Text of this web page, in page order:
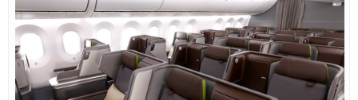
楽天トラベル) 海外ツアー 最大30,000円OFFクーポン
06/19 HIS) 海外旅行タイムセール(関西発)
06/19 HIS) 海外航空券 2,000円OFFクーポン
06/18 HIS) ドイツツアー(添乗員同行) 最大15,000円OFFクーポン